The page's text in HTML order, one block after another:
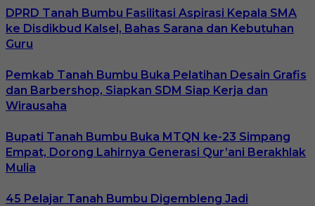
DPRD Tanah Bumbu Fasilitasi Aspirasi Kepala SMA
ke Disdikbud Kalsel, Bahas Sarana dan Kebutuhan
Guru
Pemkab Tanah Bumbu Buka Pelatihan Desain Grafis
dan Barbershop, Siapkan SDM Siap Kerja dan
Wirausaha
Bupati Tanah Bumbu Buka MTQN ke-23 Simpang
Empat, Dorong Lahirnya Generasi Qur’ani Berakhlak
Mulia
45 Pelajar Tanah Bumbu Digembleng Jadi